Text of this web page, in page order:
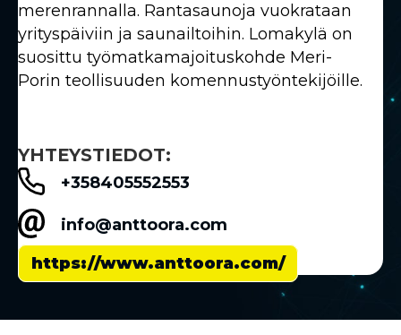
merenrannalla. Rantasaunoja vuokrataan
yrityspäiviin ja saunailtoihin. Lomakylä on
suosittu työmatkamajoituskohde Meri-
Porin teollisuuden komennustyöntekijöille.
YHTEYSTIEDOT:
+358405552553
info@anttoora.com
https://www.anttoora.com/